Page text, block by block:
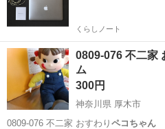
くらしノート
0809-076 不二家
ム
300円
神奈川県 厚木市
0809-076 不二家 おすわり ペコちゃん